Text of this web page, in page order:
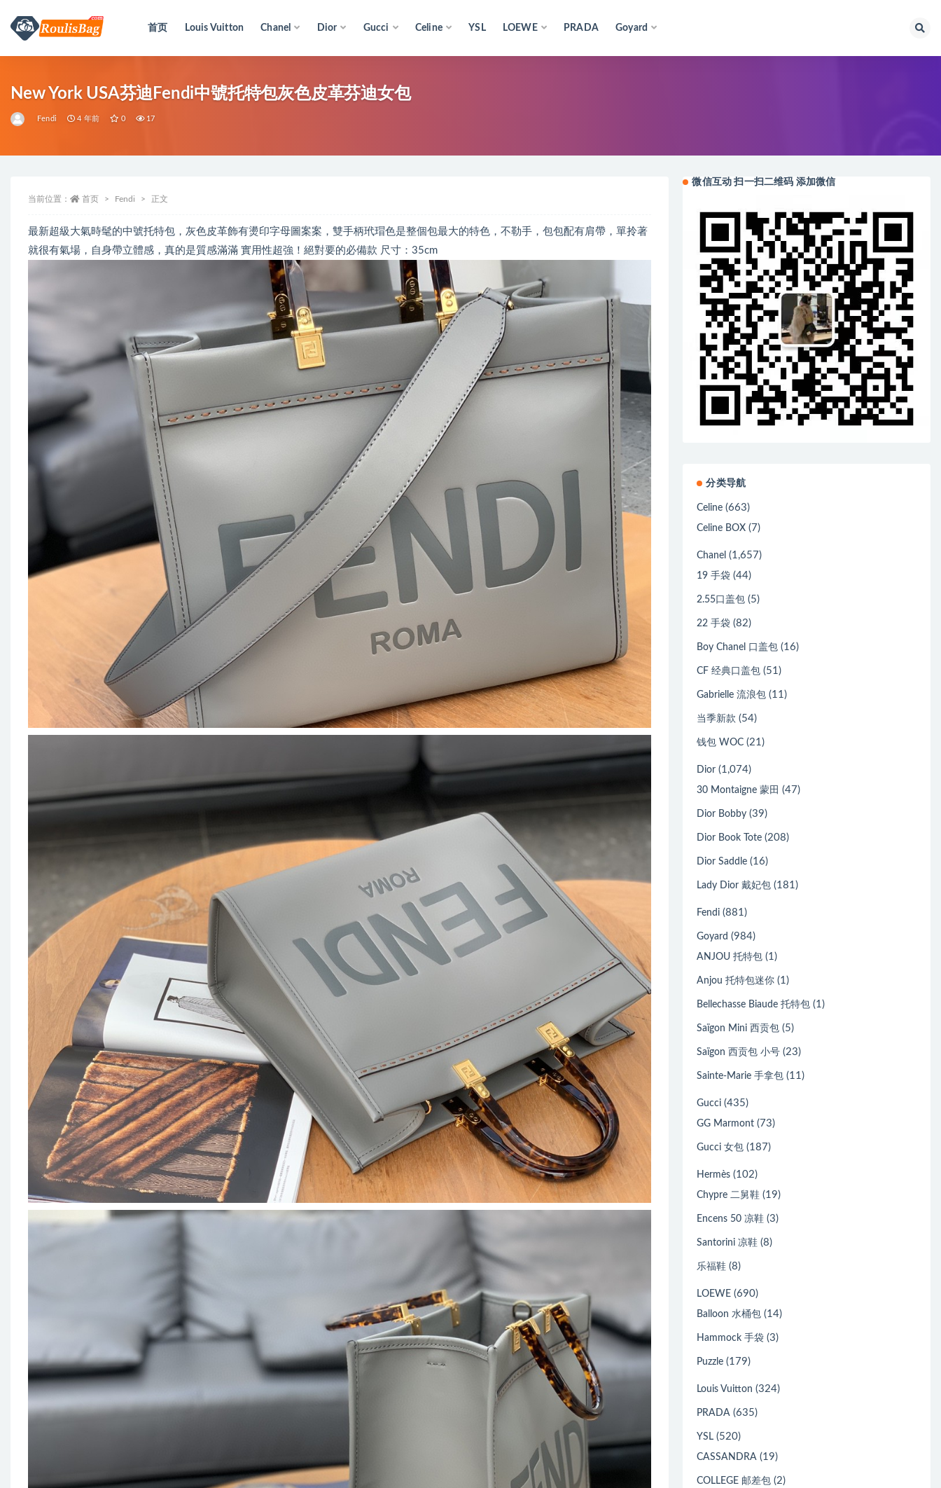
首页 Louis Vuitton Chanel Dior Gucci Celine YSL LOEWE PRADA Goyard
New York USA芬迪Fendi中號托特包灰色皮革芬迪女包
Fendi 4 年前 0 17
当前位置： 首页 Fendi 正文
最新超級大氣時髦的中號托特包，灰色皮革飾有燙印字母圖案案，雙手柄玳瑁色是整個包最大的特色，不勒手，包包配有肩帶，單拎著
就很有氣場，自身帶立體感，真的是質感滿滿 實用性超強！絕對要的必備款 尺寸：35cm
微信互动 扫一扫二维码 添加微信
分类导航
Celine (663)
Celine BOX (7)
Chanel (1,657)
19 手袋 (44)
2.55口盖包 (5)
22 手袋 (82)
Boy Chanel 口盖包 (16)
CF 经典口盖包 (51)
Gabrielle 流浪包 (11)
当季新款 (54)
钱包 WOC (21)
Dior (1,074)
30 Montaigne 蒙田 (47)
Dior Bobby (39)
Dior Book Tote (208)
Dior Saddle (16)
Lady Dior 戴妃包 (181)
Fendi (881)
Goyard (984)
ANJOU 托特包 (1)
Anjou 托特包迷你 (1)
Bellechasse Biaude 托特包 (1)
Saïgon Mini 西贡包 (5)
Saïgon 西贡包 小号 (23)
Sainte-Marie 手拿包 (11)
Gucci (435)
GG Marmont (73)
Gucci 女包 (187)
Hermès (102)
Chypre 二舅鞋 (19)
Encens 50 凉鞋 (3)
Santorini 凉鞋 (8)
乐福鞋 (8)
LOEWE (690)
Balloon 水桶包 (14)
Hammock 手袋 (3)
Puzzle (179)
Louis Vuitton (324)
PRADA (635)
YSL (520)
CASSANDRA (19)
COLLEGE 邮差包 (2)